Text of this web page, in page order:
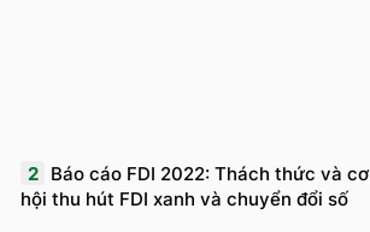
2
Báo cáo FDI 2022: Thách thức và cơ
hội thu hút FDI xanh và chuyển đổi số